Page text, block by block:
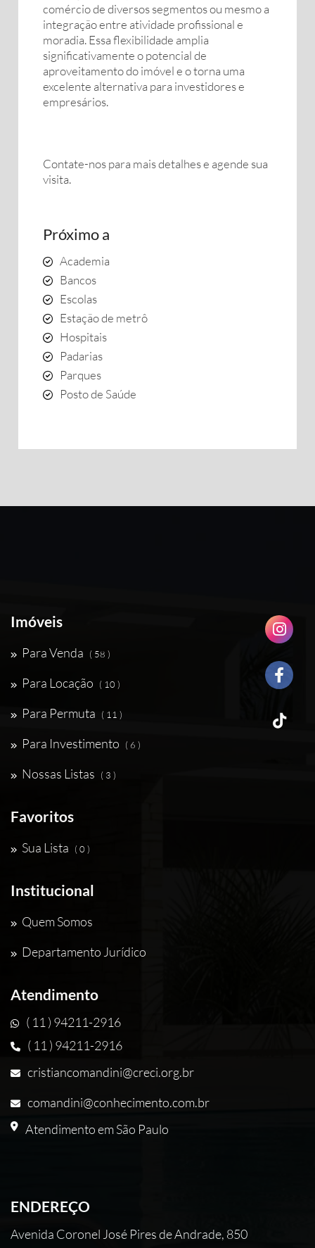
comércio de diversos segmentos ou mesmo a
integração entre atividade profissional e
moradia. Essa flexibilidade amplia
significativamente o potencial de
aproveitamento do imóvel e o torna uma
excelente alternativa para investidores e
empresários.
Contate-nos para mais detalhes e agende sua
visita.
Próximo a
Academia
Bancos
Escolas
Estação de metrô
Hospitais
Padarias
Parques
Posto de Saúde
Imóveis
Para Venda ( 58 )
Para Locação ( 10 )
Para Permuta ( 11 )
Para Investimento ( 6 )
Nossas Listas ( 3 )
Favoritos
Sua Lista ( 0 )
Institucional
Quem Somos
Departamento Jurídico
Atendimento
( 11 ) 94211-2916
( 11 ) 94211-2916
cristiancomandini@creci.org.br
comandini@conhecimento.com.br
Atendimento em São Paulo
ENDEREÇO
Avenida Coronel José Pires de Andrade, 850